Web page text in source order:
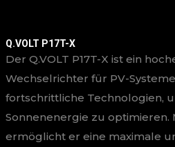
Q.VOLT P17T-X
Der Q.VOLT P17T-X ist ein
Wechselrichter für PV-
fortschrittliche Technologien,
Sonnenenergie zu optimieren.
ermöglicht er eine maximale